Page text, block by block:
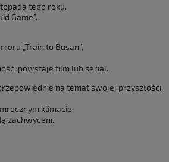
tego roku.
Game”.
„Train to Busan”.
powstaje film lub serial.
na temat swojej przyszłości.
klimacie.
zachwyceni.